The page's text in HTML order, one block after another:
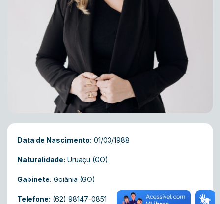
Data de Nascimento: 01/03/1988
Naturalidade: Uruaçu (GO)
Gabinete: Goiânia (GO)
Telefone: (62) 98147-0851